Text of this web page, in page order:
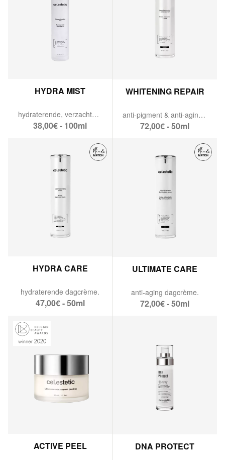
HYDRA MIST
hydraterende, verzachtende mist & collageen-booster.
38,00€ - 100ml
WHITENING REPAIR
anti-pigment & anti-aging crème.
72,00€ - 50ml
HYDRA CARE
hydraterende dagcrème.
47,00€ - 50ml
ULTIMATE CARE
anti-aging dagcrème.
72,00€ - 50ml
ACTIVE PEEL DNA PROTECT